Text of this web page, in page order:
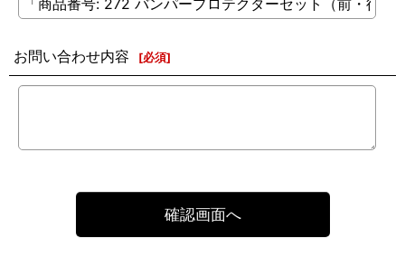
お問い合わせ内容 [必須]
確認画面へ